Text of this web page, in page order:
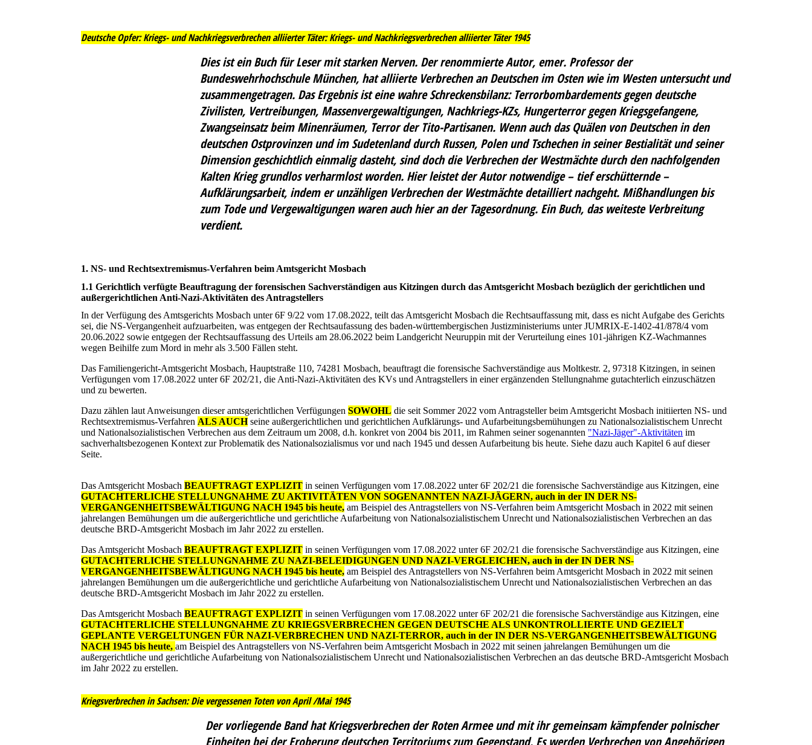
Deutsche Opfer: Kriegs- und Nachkriegsverbrechen alliierter Täter: Kriegs- und Nachkriegsverbrechen alliierter Täter 1945
Dies ist ein Buch für Leser mit starken Nerven. Der renommierte Autor, emer. Professor der
Bundeswehrhochschule München, hat alliierte Verbrechen an Deutschen im Osten wie im Westen untersucht und
zusammengetragen. Das Ergebnis ist eine wahre Schreckensbilanz: Terrorbombardements gegen deutsche
Zivilisten, Vertreibungen, Massenvergewaltigungen, Nachkriegs-KZs, Hungerterror gegen Kriegsgefangene,
Zwangseinsatz beim Minenräumen, Terror der Tito-Partisanen. Wenn auch das Quälen von Deutschen in den
deutschen Ostprovinzen und im Sudetenland durch Russen, Polen und Tschechen in seiner Bestialität und seiner
Dimension geschichtlich einmalig dasteht, sind doch die Verbrechen der Westmächte durch den nachfolgenden
Kalten Krieg grundlos verharmlost worden. Hier leistet der Autor notwendige – tief erschütternde –
Aufklärungsarbeit, indem er unzähligen Verbrechen der Westmächte detailliert nachgeht. Mißhandlungen bis
zum Tode und Vergewaltigungen waren auch hier an der Tagesordnung. Ein Buch, das weiteste Verbreitung
verdient.
1. NS- und Rechtsextremismus-Verfahren beim Amtsgericht Mosbach
1.1 Gerichtlich verfügte Beauftragung der forensischen Sachverständigen aus Kitzingen durch das Amtsgericht Mosbach bezüglich der gerichtlichen und
außergerichtlichen Anti-Nazi-Aktivitäten des Antragstellers
In der Verfügung des Amtsgerichts Mosbach unter 6F 9/22 vom 17.08.2022, teilt das Amtsgericht Mosbach die Rechtsauffassung mit, dass es nicht Aufgabe des Gerichts
sei, die NS-Vergangenheit aufzuarbeiten, was entgegen der Rechtsaufassung des baden-württembergischen Justizministeriums unter JUMRIX-E-1402-41/878/4 vom
20.06.2022 sowie entgegen der Rechtsauffassung des Urteils am 28.06.2022 beim Landgericht Neuruppin mit der Verurteilung eines 101-jährigen KZ-Wachmannes
wegen Beihilfe zum Mord in mehr als 3.500 Fällen steht.
Das Familiengericht-Amtsgericht Mosbach, Hauptstraße 110, 74281 Mosbach, beauftragt die forensische Sachverständige aus Moltkestr. 2, 97318 Kitzingen, in seinen
Verfügungen vom 17.08.2022 unter 6F 202/21, die Anti-Nazi-Aktivitäten des KVs und Antragstellers in einer ergänzenden Stellungnahme gutachterlich einzuschätzen
und zu bewerten.
Dazu zählen laut Anweisungen dieser amtsgerichtlichen VerfügungenSOWOHL die seit Sommer 2022 vom Antragsteller beim Amtsgericht Mosbach initiierten NS- und
Rechtsextremismus-Verfahren ALS AUCHseine außergerichtlichen und gerichtlichen Aufklärungs- und Aufarbeitungsbemühungen zu Nationalsozialistischem Unrecht
und Nationalsozialistischen Verbrechen aus dem Zeitraum um 2008, d.h. konkret von 2004 bis 2011, im Rahmen seiner sogenannten "Nazi-Jäger"-Aktivitäten im
sachverhaltsbezogenen Kontext zur Problematik des Nationalsozialismus vor und nach 1945 und dessen Aufarbeitung bis heute. Siehe dazu auch Kapitel 6 auf dieser
Seite.
Das Amtsgericht MosbachBEAUFTRAGT EXPLIZIT in seinen Verfügungen vom 17.08.2022 unter 6F 202/21 die forensische Sachverständige aus Kitzingen, eine
GUTACHTERLICHE STELLUNGNAHME ZU AKTIVITÄTEN VON SOGENANNTEN NAZI-JÄGERN, auch in der IN DER NS-
VERGANGENHEITSBEWÄLTIGUNG NACH 1945 bis heute, am Beispiel des Antragstellers von NS-Verfahren beim Amtsgericht Mosbach in 2022 mit seinen
jahrelangen Bemühungen um die außergerichtliche und gerichtliche Aufarbeitung von Nationalsozialistischem Unrecht und Nationalsozialistischen Verbrechen an das
deutsche BRD-Amtsgericht Mosbach im Jahr 2022 zu erstellen.
Das Amtsgericht MosbachBEAUFTRAGT EXPLIZIT in seinen Verfügungen vom 17.08.2022 unter 6F 202/21 die forensische Sachverständige aus Kitzingen, eine
GUTACHTERLICHE STELLUNGNAHME ZU NAZI-BELEIDIGUNGEN UND NAZI-VERGLEICHEN, auch in der IN DER NS-
VERGANGENHEITSBEWÄLTIGUNG NACH 1945 bis heute, am Beispiel des Antragstellers von NS-Verfahren beim Amtsgericht Mosbach in 2022 mit seinen
jahrelangen Bemühungen um die außergerichtliche und gerichtliche Aufarbeitung von Nationalsozialistischem Unrecht und Nationalsozialistischen Verbrechen an das
deutsche BRD-Amtsgericht Mosbach im Jahr 2022 zu erstellen.
Das Amtsgericht MosbachBEAUFTRAGT EXPLIZIT in seinen Verfügungen vom 17.08.2022 unter 6F 202/21 die forensische Sachverständige aus Kitzingen, eine
GUTACHTERLICHE STELLUNGNAHME ZU KRIEGSVERBRECHEN GEGEN DEUTSCHE ALS UNKONTROLLIERTE UND GEZIELT
GEPLANTE VERGELTUNGEN FÜR NAZI-VERBRECHEN UND NAZI-TERROR, auch in der IN DER NS-VERGANGENHEITSBEWÄLTIGUNG
NACH 1945 bis heute,am Beispiel des Antragstellers von NS-Verfahren beim Amtsgericht Mosbach in 2022 mit seinen jahrelangen Bemühungen um die
außergerichtliche und gerichtliche Aufarbeitung von Nationalsozialistischem Unrecht und Nationalsozialistischen Verbrechen an das deutsche BRD-Amtsgericht Mosbach
im Jahr 2022 zu erstellen.
Kriegsverbrechen in Sachsen: Die vergessenen Toten von April /Mai 1945
Der vorliegende Band hat Kriegsverbrechen der Roten Armee und mit ihr gemeinsam kämpfender polnischer
Einheiten bei der Eroberung deutschen Territoriums zum Gegenstand. Es werden Verbrechen von Angehörigen